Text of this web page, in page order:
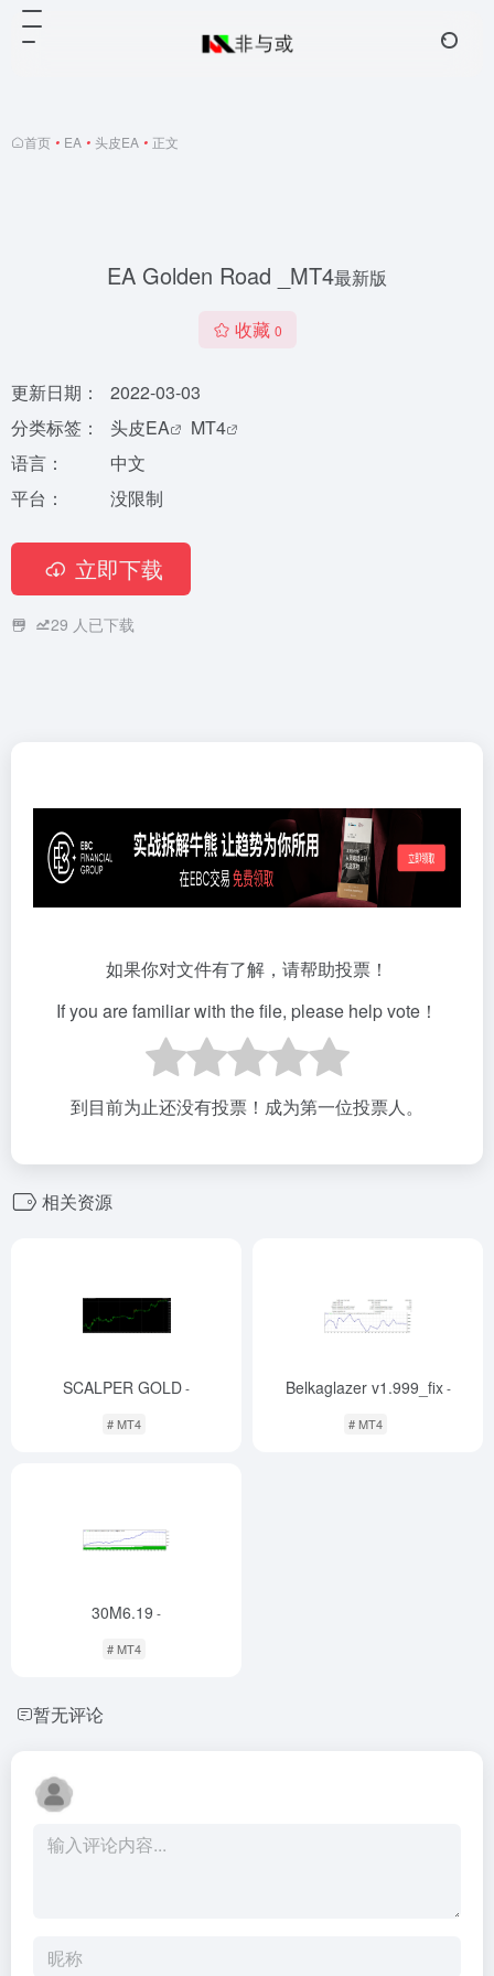
首页 • EA • 头皮EA • 正文
EA Golden Road _MT4最新版
收藏 0
更新日期：
2022-03-03
分类标签：
头皮EA
MT4
语言：
中文
平台：
没限制
立即下载
29 人已下载
如果你对文件有了解，请帮助投票！
If you are familiar with the file, please help vote！
到目前为止还没有投票！成为第一位投票人。
相关资源
SCALPER GOLD-
# MT4
Belkaglazer v1.999_fix-
# MT4
30M6.19 -
# MT4
暂无评论